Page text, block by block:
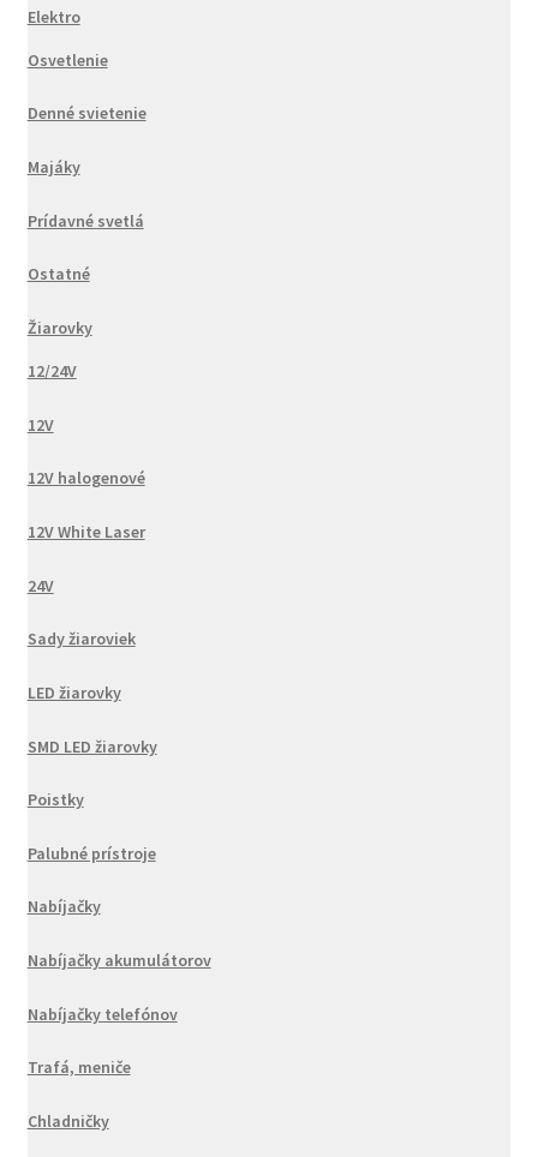
Elektro
Osvetlenie
Denné svietenie
Majáky
Prídavné svetlá
Ostatné
Žiarovky
12/24V
12V
12V halogenové
12V White Laser
24V
Sady žiaroviek
LED žiarovky
SMD LED žiarovky
Poistky
Palubné prístroje
Nabíjačky
Nabíjačky akumulátorov
Nabíjačky telefónov
Trafá, meniče
Chladničky